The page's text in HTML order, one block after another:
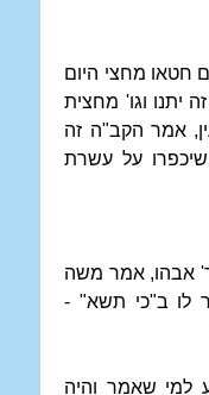
חטאו מחצי היום
יתנו וגו' מחצית
אמר הקב"ה זה
על עשרת
ר' אבהו, אמר משה
לו ב"כי תשא" -
למי שאמר והיה